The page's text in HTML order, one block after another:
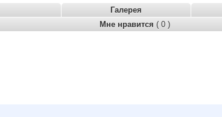
Галерея
Мне нравится ( 0 )